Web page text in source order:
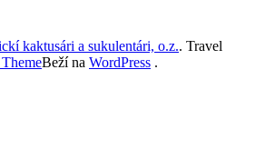
kaktusári a sukulentári, o.z.. Travel
Beží na WordPress .